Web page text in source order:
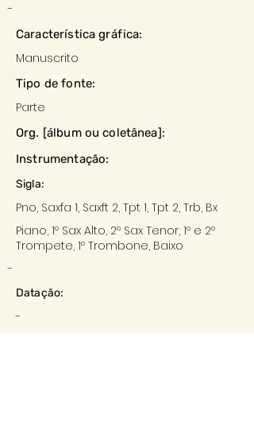
-
Característica gráfica:
Manuscrito
Tipo de fonte:
Parte
Org. [álbum ou coletânea]:
Instrumentação:
Sigla:
Pno, Saxfa 1, Saxft 2, Tpt 1, Tpt 2, Trb, Bx
Piano, 1º Sax Alto, 2º Sax Tenor, 1º e 2º
Trompete, 1º Trombone, Baixo
-
Datação:
-